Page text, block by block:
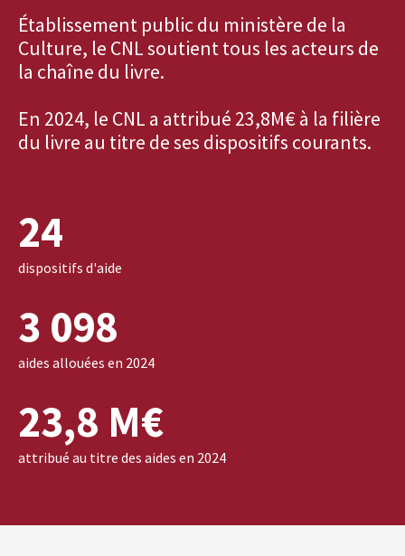
Établissement public du ministère de la
Culture, le CNL soutient tous les acteurs de
la chaîne du livre.
En 2024, le CNL a attribué 23,8M€ à la filière
du livre au titre de ses dispositifs courants.
24
dispositifs d'aide
3 098
aides allouées en 2024
23,8 M€
attribué au titre des aides en 2024